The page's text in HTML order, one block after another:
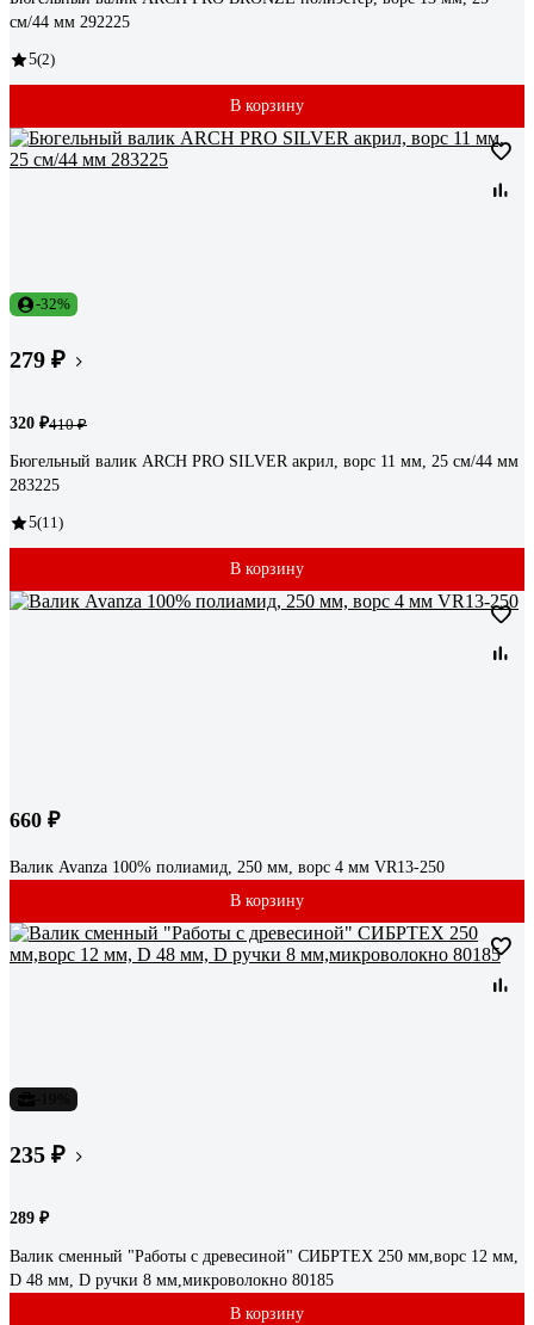
см/44 мм 292225
5(2)
В корзину
-32%
279 ₽
320 ₽410 ₽
Бюгельный валик ARCH PRO SILVER акрил, ворс 11 мм, 25 см/44 мм
283225
5(11)
В корзину
660 ₽
Валик Avanza 100% полиамид, 250 мм, ворс 4 мм VR13-250
В корзину
235 ₽
289 ₽
Валик сменный "Работы с древесиной" СИБРТЕХ 250 мм,ворс 12 мм,
D 48 мм, D ручки 8 мм,микроволокно 80185
В корзину